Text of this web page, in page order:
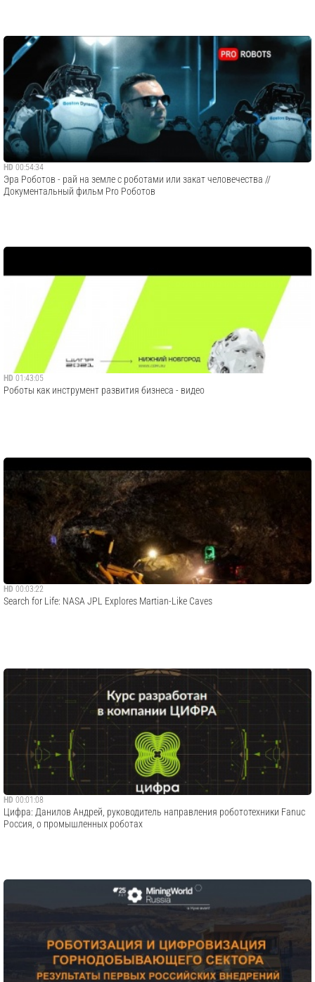
HD 00:54:34
Эра Роботов - рай на земле с роботами или закат человечества //
Документальный фильм Pro Роботов
HD 01:43:05
Роботы как инструмент развития бизнеса - видео
HD 00:03:22
Search for Life: NASA JPL Explores Martian-Like Caves
HD 00:01:08
Цифра: Данилов Андрей, руководитель направления робототехники Fanuс
Россия, о промышленных роботах